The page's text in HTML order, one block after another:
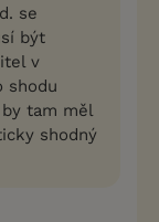
se
být
v
shodu
tam měl
shodný